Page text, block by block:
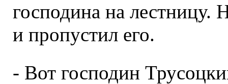
господина на лестницу.
и пропустил его.
- Вот господин